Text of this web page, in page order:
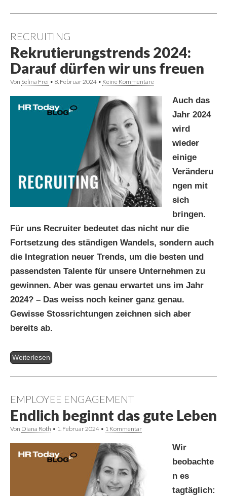
RECRUITING
Rekrutierungstrends 2024:
Darauf dürfen wir uns freuen
Von Selina Frei • 8. Februar 2024 • Keine Kommentare
Auch das
Jahr 2024
wird
wieder
einige
Veränderu
ngen mit
sich
bringen.
Für uns Recruiter bedeutet das nicht nur die
Fortsetzung des ständigen Wandels, sondern auch
die Integration neuer Trends, um die besten und
passendsten Talente für unsere Unternehmen zu
gewinnen. Aber was genau erwartet uns im Jahr
2024? – Das weiss noch keiner ganz genau.
Gewisse Stossrichtungen zeichnen sich aber
bereits ab.
Weiterlesen
EMPLOYEE ENGAGEMENT
Endlich beginnt das gute Leben
Von Diana Roth • 1. Februar 2024 • 1 Kommentar
Wir
beobachte
n es
tagtäglich: